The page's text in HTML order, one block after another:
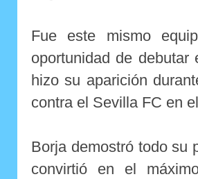
Fue este mismo
oportunidad de debutar
hizo su aparición
contra el Sevilla FC en
Borja demostró todo su
convirtió en el